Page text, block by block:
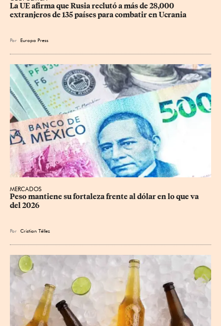
La UE afirma que Rusia reclutó a más de 28,000
extranjeros de 135 países para combatir en Ucrania
Por Europa Press
MERCADOS
Peso mantiene su fortaleza frente al dólar en lo que va
del 2026
Por Cristian Téllez